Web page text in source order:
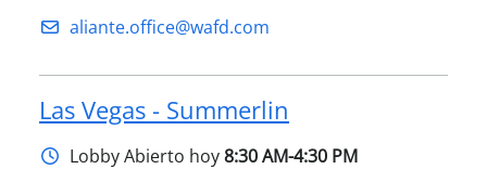
aliante.office@​wafd.com
Las Vegas - Summerlin
LobbyAbierto hoy8:30 AM-4:30 PM